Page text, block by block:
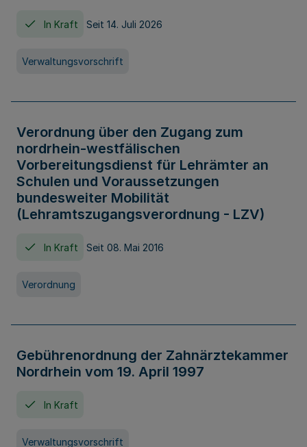
In Kraft Seit 14. Juli 2026
Verwaltungsvorschrift
Verordnung über den Zugang zum
nordrhein-westfälischen
Vorbereitungsdienst für Lehrämter an
Schulen und Voraussetzungen
bundesweiter Mobilität
(Lehramtszugangsverordnung - LZV)
In Kraft Seit 08. Mai 2016
Verordnung
Gebührenordnung der Zahnärztekammer
Nordrhein vom 19. April 1997
In Kraft
Verwaltungsvorschrift